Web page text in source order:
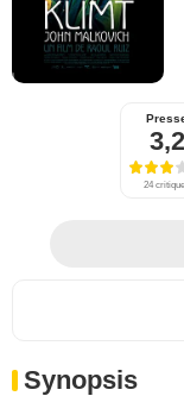
3,2
24
Synopsis